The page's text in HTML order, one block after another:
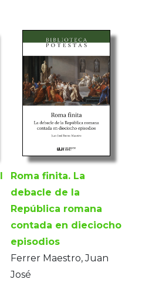
Roma finita. La
debacle de la
República romana
contada en dieciocho
episodios
Ferrer Maestro, Juan
José